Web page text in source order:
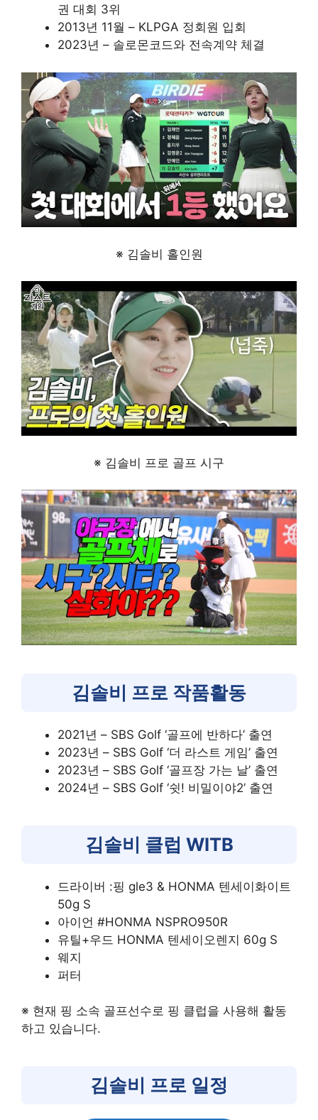
권 대회 3위
2013년 11월 – KLPGA 정회원 입회
2023년 – 솔로몬코드와 전속계약 체결
※ 김솔비 홀인원
※ 김솔비 프로 골프 시구
김솔비 프로 작품활동
2021년 – SBS Golf ‘골프에 반하다’ 출연
2023년 – SBS Golf ‘더 라스트 게임’ 출연
2023년 – SBS Golf ‘골프장 가는 날’ 출연
2024년 – SBS Golf ‘쉿! 비밀이야2’ 출연
김솔비 클럽 WITB
드라이버 :핑 gle3 & HONMA 텐세이화이트
50g S
아이언 #HONMA NSPRO950R
유틸+우드 HONMA 텐세이오렌지 60g S
웨지
퍼터
※ 현재 핑 소속 골프선수로 핑 클럽을 사용해 활동
하고 있습니다.
김솔비 프로 일정